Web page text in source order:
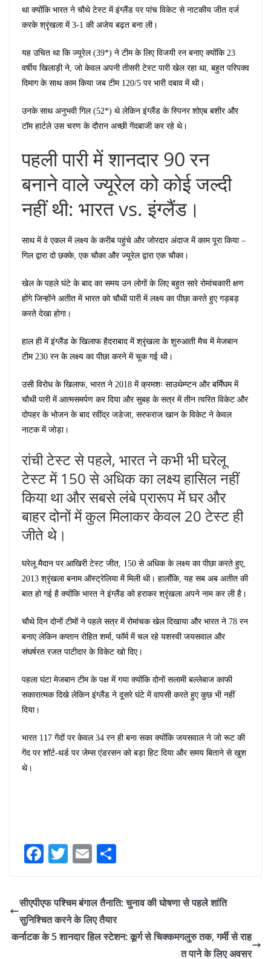
था क्योंकि भारत ने चौथे टेस्ट में इंग्लैंड पर पांच विकेट से नाटकीय जीत दर्ज
करके श्रृंखला में 3-1 की अजेय बढ़त बना ली।
यह उचित था कि ज्यूरेल (39*) ने टीम के लिए विजयी रन बनाए क्योंकि 23
वर्षीय खिलाड़ी ने, जो केवल अपनी तीसरी टेस्ट पारी खेल रहा था, बहुत परिपक्व
दिमाग के साथ काम किया जब टीम 120/5 पर भारी दबाव में थी।
उनके साथ अनुभवी गिल (52*) थे लेकिन इंग्लैंड के स्पिनर शोएब बशीर और
टॉम हार्टले उस चरण के दौरान अच्छी गेंदबाजी कर रहे थे।
पहली पारी में शानदार 90 रन
बनाने वाले ज्यूरेल को कोई जल्दी
नहीं थी: भारत vs. इंग्लैंड।
साथ में वे एकल में लक्ष्य के करीब पहुंचे और जोरदार अंदाज में काम पूरा किया –
गिल द्वारा दो छक्के, एक चौका और ज्यूरेल द्वारा एक चौका।
खेल के पहले घंटे के बाद का समय उन लोगों के लिए बहुत सारे रोमांचकारी क्षण
होंगे जिन्होंने अतीत में भारत को चौथी पारी में लक्ष्य का पीछा करते हुए गड़बड़
करते देखा होगा।
हाल ही में इंग्लैंड के खिलाफ हैदराबाद में श्रृंखला के शुरुआती मैच में मेजबान
टीम 230 रन के लक्ष्य का पीछा करने में चूक गई थी।
उसी विरोध के खिलाफ, भारत ने 2018 में क्रमशः साउथेम्प्टन और बर्मिंघम में
चौथी पारी में आत्मसमर्पण कर दिया और सुबह के सत्र में तीन त्वरित विकेट और
दोपहर के भोजन के बाद रवींद्र जडेजा, सरफराज खान के विकेट ने केवल
नाटक में जोड़ा।
रांची टेस्ट से पहले, भारत ने कभी भी घरेलू
टेस्ट में 150 से अधिक का लक्ष्य हासिल नहीं
किया था और सबसे लंबे प्रारूप में घर और
बाहर दोनों में कुल मिलाकर केवल 20 टेस्ट ही
जीते थे।
घरेलू मैदान पर आखिरी टेस्ट जीत, 150 से अधिक के लक्ष्य का पीछा करते हुए,
2013 श्रृंखला बनाम ऑस्ट्रेलिया में मिली थी। हालाँकि, यह सब अब अतीत की
बात हो गई है क्योंकि भारत ने इंग्लैंड को हराकर श्रृंखला अपने नाम कर ली है।
चौथे दिन दोनों टीमों ने पहले सत्र में रोमांचक खेल दिखाया और भारत ने 78 रन
बनाए लेकिन कप्तान रोहित शर्मा, फॉर्म में चल रहे यशस्वी जयसवाल और
संघर्षरत रजत पाटीदार के विकेट खो दिए।
पहला घंटा मेजबान टीम के पक्ष में गया क्योंकि दोनों सलामी बल्लेबाज काफी
सकारात्मक दिखे लेकिन इंग्लैंड ने दूसरे घंटे में वापसी करते हुए कुछ भी नहीं
दिया।
भारत 117 गेंदों पर केवल 34 रन ही बना सका क्योंकि जयसवाल ने जो रूट की
गेंद पर शॉर्ट-थर्ड पर जेम्स एंडरसन को बड़ा हिट दिया और समय बिताने से खुश
थे।
Fa
bo
ok
T
tte
r
E
ail re
सीएपीएफ पश्चिम बंगाल तैनाति: चुनाव की घोषणा से पहले शांति
सुनिश्चित करने के लिए तैयार
कर्नाटक के 5 शानदार हिल स्टेशन: कूर्ग से चिक्कमगलुरु तक, गर्मी से राह
त पाने के लिए अवसर